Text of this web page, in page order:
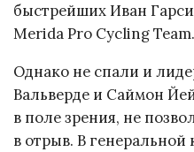
быстрейших Иван
Merida Pro Cycling Team.
Однако не спали и
Вальверде и Саймон
в поле зрения, не
в отрыв. В